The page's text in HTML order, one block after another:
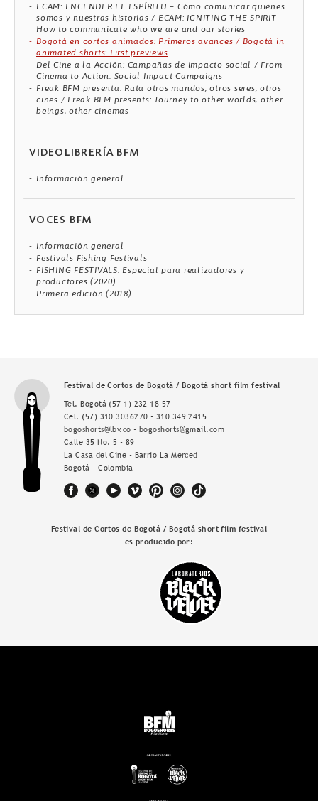
ECAM: ENCENDER EL ESPÍRITU – Cómo comunicar quiénes
somos y nuestras historias / ECAM: IGNITING THE SPIRIT –
How to communicate who we are and our stories
Bogotá en cortos animados: Primeros avances / Bogotá in
animated shorts: First previews
Del Cine a la Acción: Campañas de impacto social / From
Cinema to Action: Social Impact Campaigns
Freak BFM presenta: Ruta otros mundos, otros seres, otros
cines / Freak BFM presents: Journey to other worlds, other
beings, other cinemas
VIDEOLIBRERÍA BFM
Información general
VOCES BFM
Información general
Festivals Fishing Festivals
FISHING FESTIVALS: Especial para realizadores y
productores (2020)
Primera edición (2018)
Festival de Cortos de Bogotá / Bogotá short film festival
Tel. Bogotá (57 1) 232 18 57
Cel. (57) 310 3036270 - 310 349 2415
bogoshorts@lbv.co - bogoshorts@gmail.com
Calle 35 No. 5 - 89
La Casa del Cine - Barrio La Merced
Bogotá - Colombia
Festival de Cortos de Bogotá / Bogotá short film festival
es producido por: